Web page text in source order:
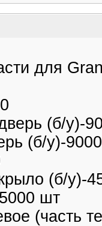
для
(б/у)-
(б/у)-9000
(б/у)-
шт
(часть